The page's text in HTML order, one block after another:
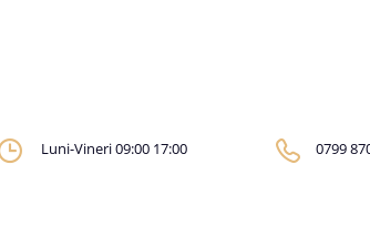
Luni-Vineri09:00 17:00 0799